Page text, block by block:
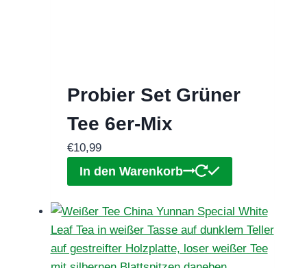
Probier Set Grüner
Tee 6er-Mix
€10,99
In den Warenkorb